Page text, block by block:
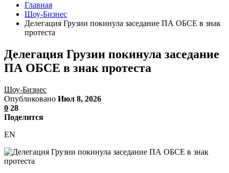
Главная
Шоу-Бизнес
Делегация Грузии покинула заседание ПА ОБСЕ в знак
протеста
Делегация Грузии покинула заседание
ПА ОБСЕ в знак протеста
Шоу-Бизнес
Опубликовано Июл 8, 2026
0 28
Поделится
EN